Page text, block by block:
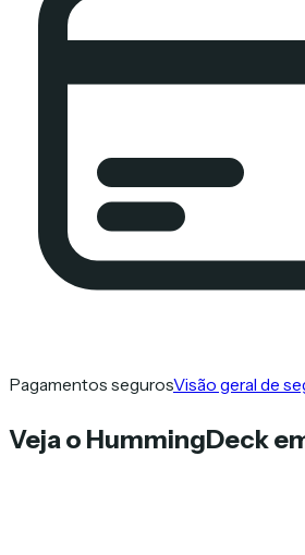
Pagamentos segurosVisão geral de
Veja o HummingDeck